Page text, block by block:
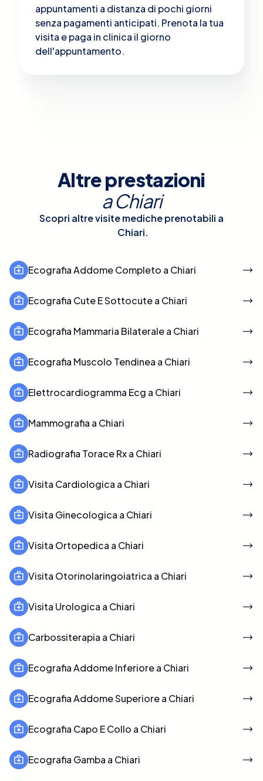
appuntamenti a distanza di pochi giorni
senza pagamenti anticipati. Prenota la tua
visita e paga in clinica il giorno
dell'appuntamento.
Altre prestazioni
aChiari
Scopri altre visite mediche prenotabili a
Chiari.
Ecografia Addome Completo a Chiari
Ecografia Cute E Sottocute a Chiari
Ecografia Mammaria Bilaterale a Chiari
Ecografia Muscolo Tendinea a Chiari
Elettrocardiogramma Ecg a Chiari
Mammografia a Chiari
Radiografia Torace Rx a Chiari
Visita Cardiologica a Chiari
Visita Ginecologica a Chiari
Visita Ortopedica a Chiari
Visita Otorinolaringoiatrica a Chiari
Visita Urologica a Chiari
Carbossiterapia a Chiari
Ecografia Addome Inferiore a Chiari
Ecografia Addome Superiore a Chiari
Ecografia Capo E Collo a Chiari
Ecografia Gamba a Chiari